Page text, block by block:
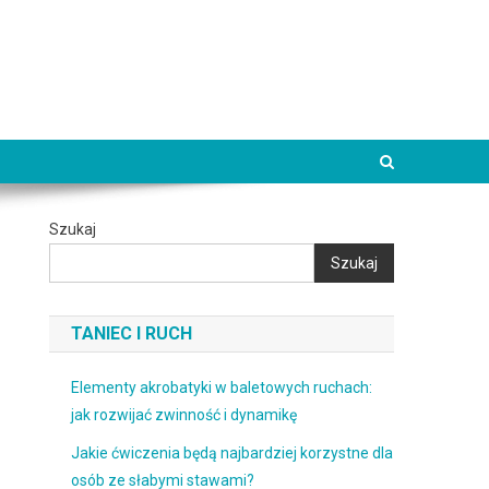
Szukaj
Szukaj
TANIEC I RUCH
Elementy akrobatyki w baletowych ruchach:
jak rozwijać zwinność i dynamikę
Jakie ćwiczenia będą najbardziej korzystne dla
osób ze słabymi stawami?